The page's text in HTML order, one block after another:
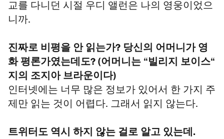
교를 다니던 시절 우디 앨런은 나의 영웅이었으
니까.
진짜로 비평을 안 읽는가? 당신의 어머니가 영
화 평론가였는데도? (어머니는 “빌리지 보이스“
지의 조지아 브라운이다)
인터넷에는 너무 많은 정보가 있어서 한 가지 주
제만 읽는 것이 어렵다. 그래서 읽지 않는다.
트위터도 역시 하지 않는 걸로 알고 있는데.